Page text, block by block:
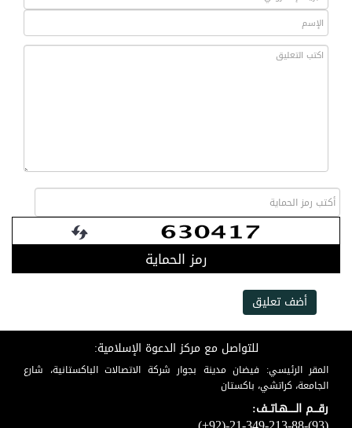
رمز الحماية
أضف تعليق
للتواصل مع مركز الدعوة الإسلامية:
المقر الرئيسي: فيضان مدينة بجوار شركة الاتصالات الباكستانية، شارع
الجامعة، كراتشي، باكستان
رقـــم الـــــهـاتــف: